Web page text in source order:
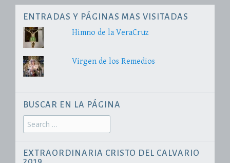
ENTRADAS Y PÁGINAS MAS VISITADAS
Himno de la VeraCruz
Virgen de los Remedios
BUSCAR EN LA PÁGINA
Search
for:
EXTRAORDINARIA CRISTO DEL CALVARIO